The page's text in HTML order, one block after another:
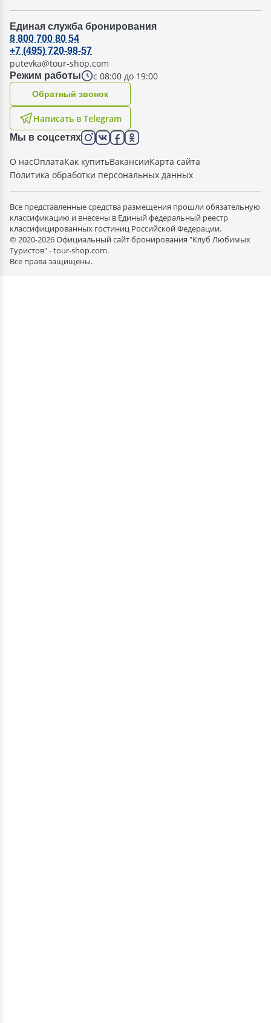
Единая служба бронирования
Режим работы с 08:00 до 19:00
8 800 700 80 54
+7 (495) 720-98-57
putevka@tour-shop.com
Написать в Telegram
Oбратный звонок
Мы в соцсетях
О насОплатаКак купитьВакансииКарта сайта
Политика обработки персональных данных
Все представленные средства размещения прошли обязательную
классификацию и внесены в Единый федеральный реестр
классифицированных гостиниц Российской Федерации.
© 2020-2026 Официальный сайт бронирования "Клуб Любимых
Туристов" - tour-shop.com.
Все права защищены.